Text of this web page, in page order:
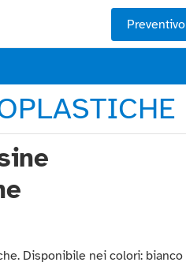
Preventivo
Disponibile nei colori: bianco